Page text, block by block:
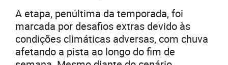
A etapa, penúltima da temporada, foi
marcada por desafios extras devido às
condições climáticas adversas, com chuva
afetando a pista ao longo do fim de